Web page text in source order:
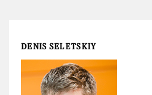
DENIS SELETSKIY